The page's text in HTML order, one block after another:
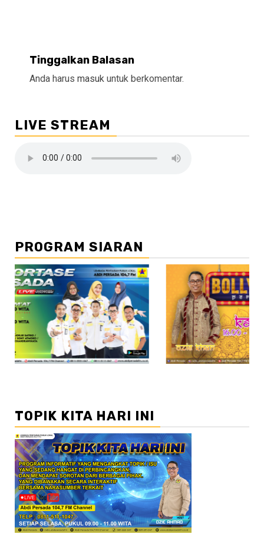
Tinggalkan Balasan
Anda harus masuk untuk berkomentar.
LIVE STREAM
PROGRAM SIARAN
//2
TOPIK KITA HARI INI